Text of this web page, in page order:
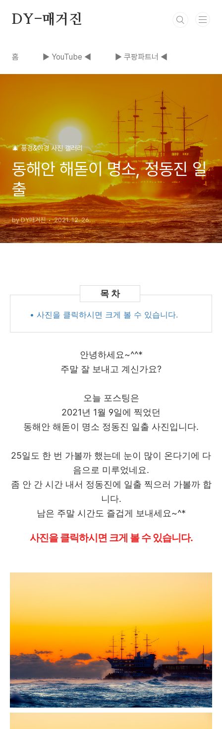
DY-매거진
홈 ▶ YouTube ◀ ▶ 쿠팡파트너 ◀
🎄 풍경&야경 사진 갤러리
동해안 해돋이 명소, 정동진 일
출
by DY매거진 2021. 12. 26.
• 사진을 클릭하시면 크게 볼 수 있습니다.
안녕하세요~^^*
주말 잘 보내고 계신가요?
오늘 포스팅은
2021년 1월 9일에 찍었던
동해안 해돋이 명소 정동진 일출 사진입니다.
25일도 한 번 가볼까 했는데 눈이 많이 온다기에 다
음으로 미루었네요.
좀 안 간 시간 내서 정동진에 일출 찍으러 가볼까 합
니다.
남은 주말 시간도 즐겁게 보내세요~^*
사진을 클릭하시면 크게 볼 수 있습니다.